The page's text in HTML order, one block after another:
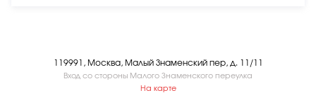
119991, Москва, Малый Знаменский пер, д. 11/11
Вход со стороны Малого Знаменского переулка
На карте